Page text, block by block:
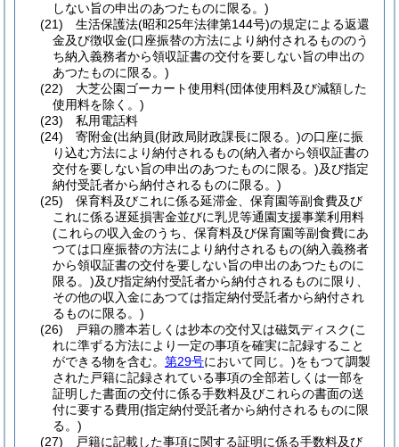
しない旨の申出のあつたものに限る。)
(21)
生活保護法(昭和25年法律第144号)の規定による返還
金及び徴収金(口座振替の方法により納付されるもののう
ち納入義務者から領収証書の交付を要しない旨の申出の
あつたものに限る。)
(22)
大芝公園ゴーカート使用料(団体使用料及び減額した
使用料を除く。)
(23)
私用電話料
(24)
寄附金(出納員(財政局財政課長に限る。)の口座に振
り込む方法により納付されるもの(納入者から領収証書の
交付を要しない旨の申出のあつたものに限る。)及び指定
納付受託者から納付されるものに限る。)
(25)
保育料及びこれに係る延滞金、保育園等副食費及び
これに係る遅延損害金並びに乳児等通園支援事業利用料
(これらの収入金のうち、保育料及び保育園等副食費にあ
つては口座振替の方法により納付されるもの(納入義務者
から領収証書の交付を要しない旨の申出のあつたものに
限る。)及び指定納付受託者から納付されるものに限り、
その他の収入金にあつては指定納付受託者から納付され
るものに限る。)
(26)
戸籍の謄本若しくは抄本の交付又は磁気ディスク(こ
れに準ずる方法により一定の事項を確実に記録すること
ができる物を含む。 第29号において同じ。)をもつて調製
された戸籍に記録されている事項の全部若しくは一部を
証明した書面の交付に係る手数料及びこれらの書面の送
付に要する費用(指定納付受託者から納付されるものに限
る。)
(27)
戸籍に記載した事項に関する証明に係る手数料及び